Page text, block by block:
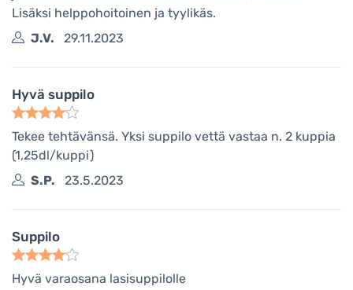
Lisäksi helppohoitoinen ja tyylikäs.
J.V.
29.11.2023
Hyvä suppilo
Tekee tehtävänsä. Yksi suppilo vettä vastaa n. 2 kuppia
(1,25dl/kuppi)
S.P.
23.5.2023
Suppilo
Hyvä varaosana lasisuppilolle